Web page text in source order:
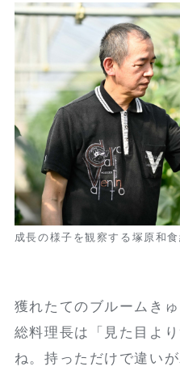
成長の様子を観察する塚原和
獲れたてのブルームき
総料理長は「見た目よ
ね。持っただけで違い